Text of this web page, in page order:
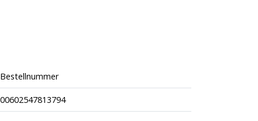
Bestellnummer
00602547813794